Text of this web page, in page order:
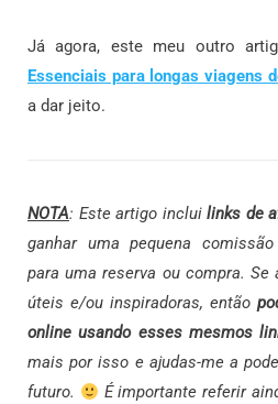
Já agora, este meu outro
Essenciais para longas viagens
a dar jeito.
NOTA: Este artigo incluilinks de
ganhar uma pequena
para uma reserva ou compra.
úteis e/ou inspiradoras, então
online usando esses mesmos
mais por isso e ajudas-me a
futuro.
É importante referir